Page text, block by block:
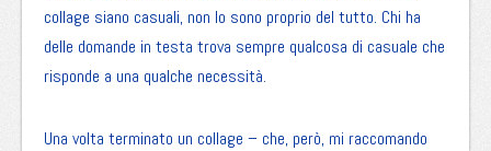
collage siano casuali, non lo sono proprio del tutto. Chi ha
delle domande in testa trova sempre qualcosa di casuale che
risponde a una qualche necessità.
Una volta terminato un collage – che, però, mi raccomando